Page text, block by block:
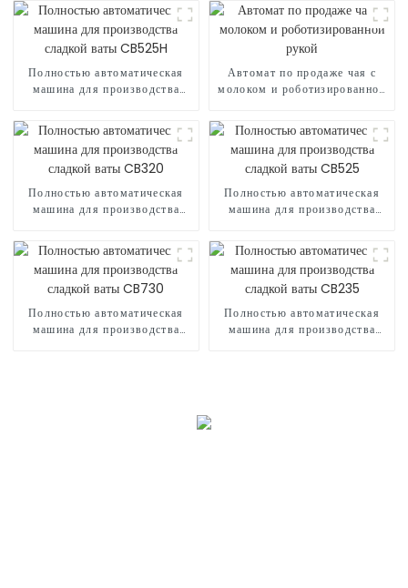
Полностью автоматическая
машина для производства
Автомат по продаже чая с
молоком и роботизированной
Полностью автоматическая
машина для производства
Полностью автоматическая
машина для производства
Полностью автоматическая
машина для производства
Полностью автоматическая
машина для производства